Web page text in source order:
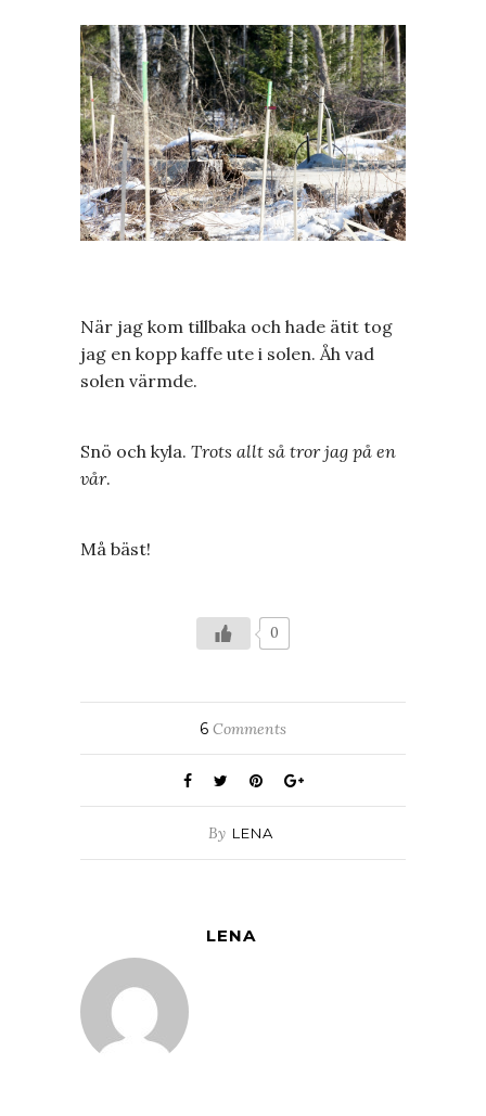
När jag kom tillbaka och hade ätit tog
jag en kopp kaffe ute i solen. Åh vad
solen värmde.
Snö och kyla. Trots allt så tror jag på en
vår.
Må bäst!
0
6 Comments
By LENA
LENA